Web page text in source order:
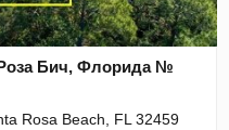
Бич, Флорида №
Rosa Beach, FL 32459